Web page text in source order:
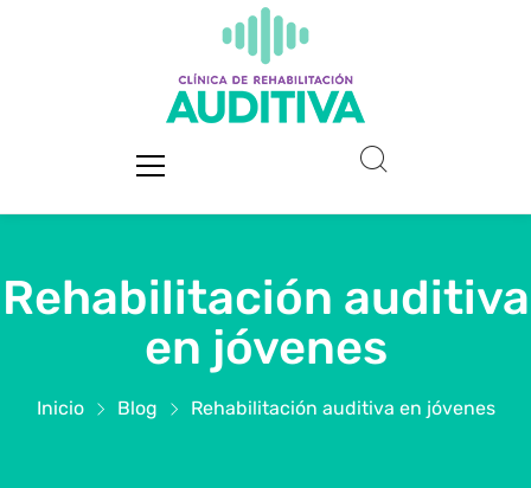
Rehabilitación auditiva
en jóvenes
Inicio Blog Rehabilitación auditiva en jóvenes